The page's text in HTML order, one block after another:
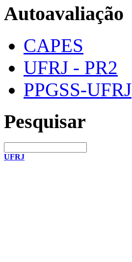
Autoavaliação
CAPES
UFRJ - PR2
PPGSS-UFRJ
Pesquisar
UFRJ